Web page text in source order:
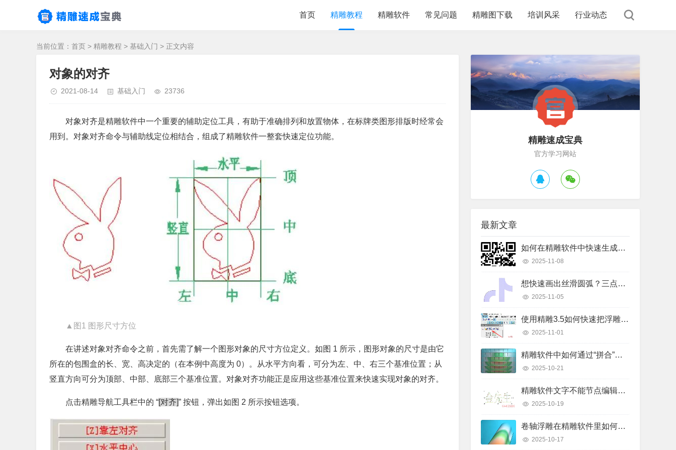
首页 精雕教程 精雕软件 常见问题 精雕图下载 培训风采 行业动态
当前位置： 首页 > 精雕教程 > 基础入门 > 正文内容
对象的对齐
2021-08-14 基础入门 23736
对象对齐是精雕软件中一个重要的辅助定位工具，有助于准确排列和放置物体，在标牌类图形排版时经常会
用到。对象对齐命令与辅助线定位相结合，组成了精雕软件一整套快速定位功能。
▲图1 图形尺寸方位
在讲述对象对齐命令之前，首先需了解一个图形对象的尺寸方位定义。如图 1 所示，图形对象的尺寸是由它
所在的包围盒的长、宽、高决定的（在本例中高度为 0）。从水平方向看，可分为左、中、右三个基准位置；从
竖直方向可分为顶部、中部、底部三个基准位置。对象对齐功能正是应用这些基准位置来快速实现对象的对齐。
点击精雕导航工具栏中的 “[对齐]” 按钮，弹出如图 2 所示按钮选项。
精雕速成宝典
官方学习网站
最新文章
如何在精雕软件中快速生成二维码线条？详细操作步骤解析
2025-11-08
想快速画出丝滑圆弧？三点弧工具真的好用吗？
2025-11-05
使用精雕3.5如何快速把浮雕路径转换成曲面模型？
2025-11-01
精雕软件中如何通过“拼合”实现浮雕图的渐变叠加？
2025-10-21
精雕软件文字不能节点编辑怎么办？快速解决指南
2025-10-19
卷轴浮雕在精雕软件里如何快速制作出来？
2025-10-17